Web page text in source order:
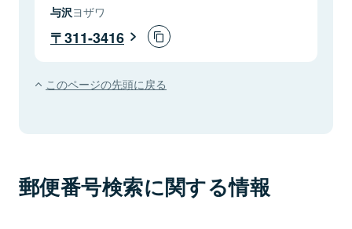
与沢ヨザワ
311-3416
このページの先頭に戻る
郵便番号検索に関する情報